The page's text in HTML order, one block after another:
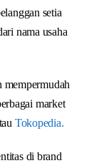
setia
nama usaha
mempermudah
market
Tokopedia.
di brand